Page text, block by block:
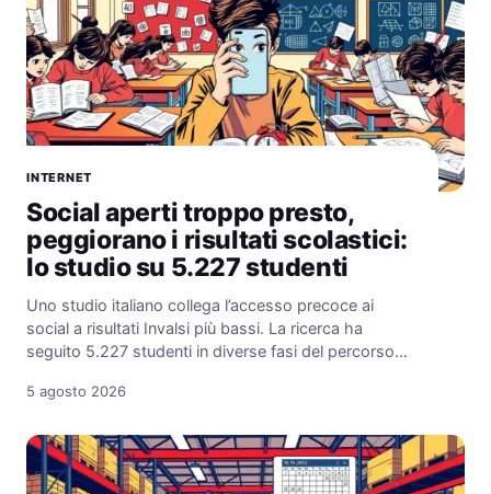
INTERNET
Social aperti troppo presto,
peggiorano i risultati scolastici:
lo studio su 5.227 studenti
Uno studio italiano collega l’accesso precoce ai
social a risultati Invalsi più bassi. La ricerca ha
seguito 5.227 studenti in diverse fasi del percorso…
5 agosto 2026